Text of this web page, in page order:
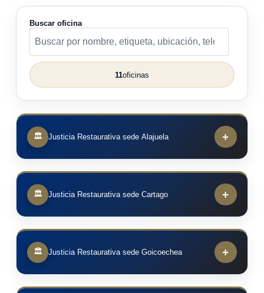
Buscar oficina
11oficinas
🏛 Justicia Restaurativa sede Alajuela +
🏛 Justicia Restaurativa sede Cartago +
🏛 Justicia Restaurativa sede Goicoechea +